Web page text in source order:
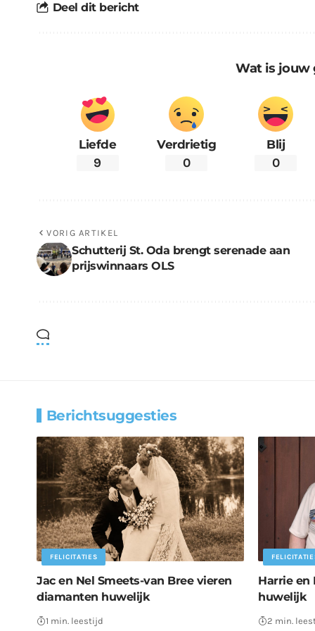
Deel dit bericht
Wat is jouw
Liefde
9
Verdrietig
0
Blij
0
VORIG ARTIKEL
Schutterij St. Oda brengt serenade aan
prijswinnaars OLS
Berichtsuggesties
FELICITATIES
Jac en Nel Smeets-van Bree vieren
diamanten huwelijk
1 min. leestijd
Harrie en
huwelijk
2 min.